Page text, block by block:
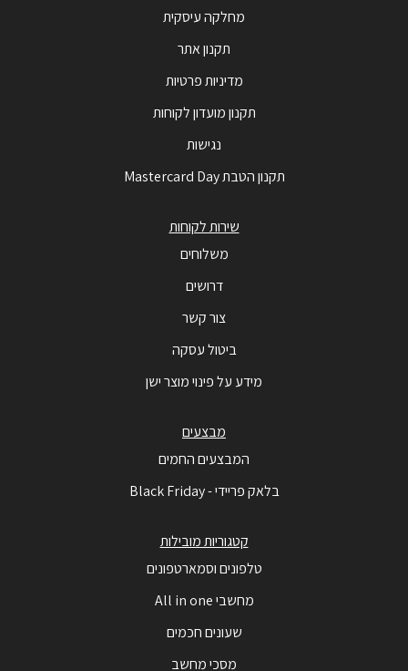
מחלקה עיסקית
תקנון אתר
מדיניות פרטיות
תקנון מועדון לקוחות
נגישות
תקנון הטבת Mastercard Day
שירות לקוחות
משלוחים
דרושים
צור קשר
ביטול עסקה
מידע על פינוי מוצר ישן
מבצעים
המבצעים החמים
בלאק פריידי - Black Friday
קטגוריות מובילות
טלפונים וסמארטפונים
מחשבי All in one
שעונים חכמים
מסכי מחשב